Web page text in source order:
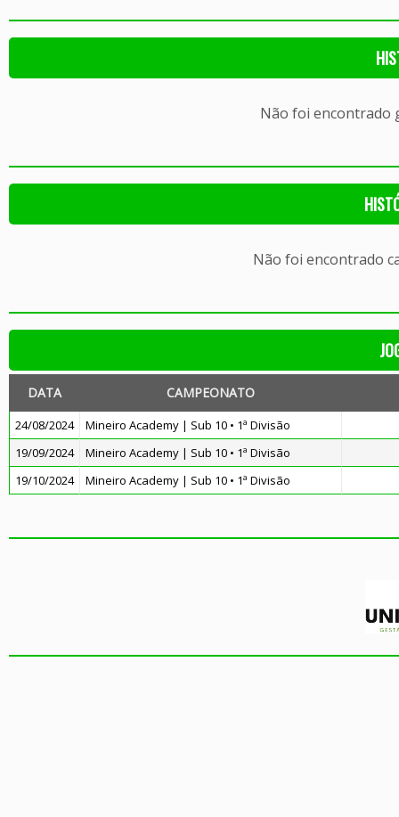
Não foi encontrado
Não foi encontrado
DATA CAMPEONATO
24/08/2024
Mineiro Academy | Sub 10 • 1ª Divisão
19/09/2024
Mineiro Academy | Sub 10 • 1ª Divisão
19/10/2024
Mineiro Academy | Sub 10 • 1ª Divisão